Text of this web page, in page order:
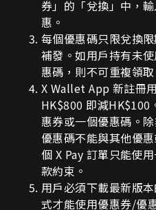
券」的「兌換」中，
惠。
每個優惠碼只限兌換
補發。如用戶持有未
惠碼，則不可重複領取
X Wallet App 新註冊
HK$800 即減HK$100
惠券或一個優惠碼。
優惠碼不能與其他優
個 X Pay 訂單只能使
款約束。
用戶必須下載最新版
式才能使用優惠券/優